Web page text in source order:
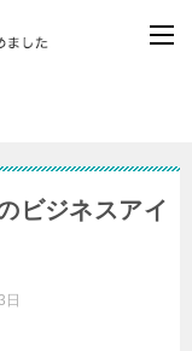
ビジネスアイ
日